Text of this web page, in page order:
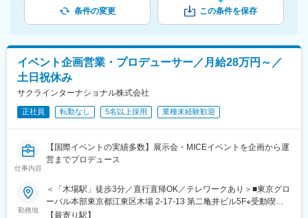
条件の変更 この条件を保存
イベント企画営業・プロデューサー／月給28万円～／
土日祝休み
サクラインターナショナル株式会社
正社員 転勤なし 5名以上採用 業種未経験歓迎
仕事内容
【国際イベントの実績多数】展示会・MICEイベントを企画から運
営までプロデュース
勤務地
＜「木場駅」徒歩3分／直行直帰OK／テレワークあり＞■東京グロ
ーバル本部東京都江東区木場 2-17-13 第二亀井ビル5F※受動喫煙
対策あり【アクセス】東京メトロ東西線「木場駅」より徒歩3分＼
【最寄り駅】